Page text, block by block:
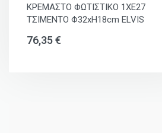
ΚΡΕΜΑΣΤΟ ΦΩΤΙΣΤΙΚΟ 1ΧΕ27
ΤΣΙΜΕΝΤΟ Φ32xH18cm ELVIS
76,35€